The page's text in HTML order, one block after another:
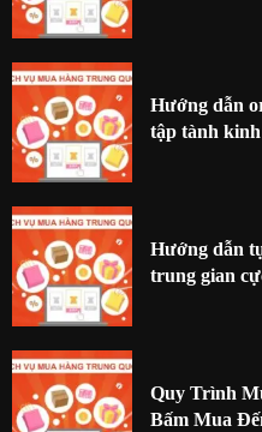
Hướng dẫn
tập tành
Hướng dẫn
trung gian
Quy Trình
Bấm Mua